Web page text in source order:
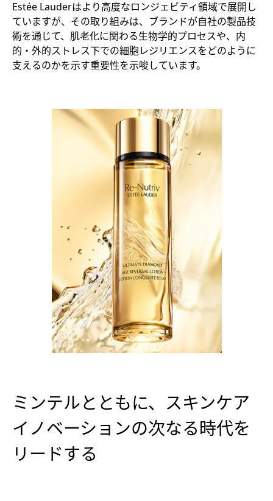
Estée Lauderはより高度なロンジェビティ領域で展開し
ていますが、その取り組みは、ブランドが自社の製品技
術を通じて、肌老化に関わる生物学的プロセスや、内
的・外的ストレス下での細胞レジリエンスをどのように
支えるのかを示す重要性を示唆しています。
ミンテルとともに、スキンケア
イノベーションの次なる時代を
リードする